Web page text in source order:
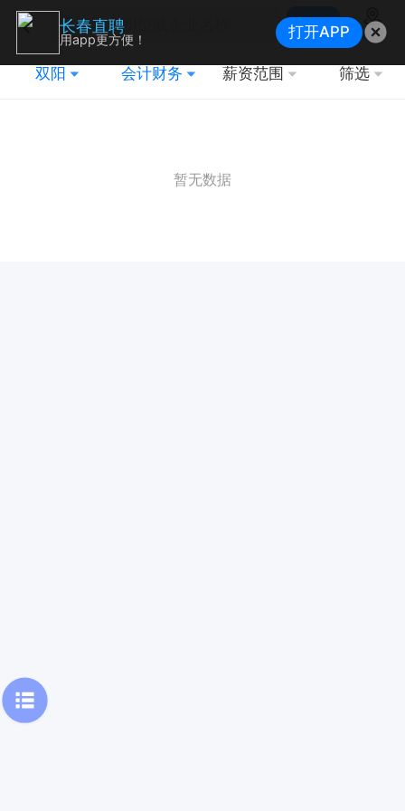
搜索
地图
双阳 会计财务 薪资范围 筛选
暂无数据
长春直聘
用app更方便！ 打开APP